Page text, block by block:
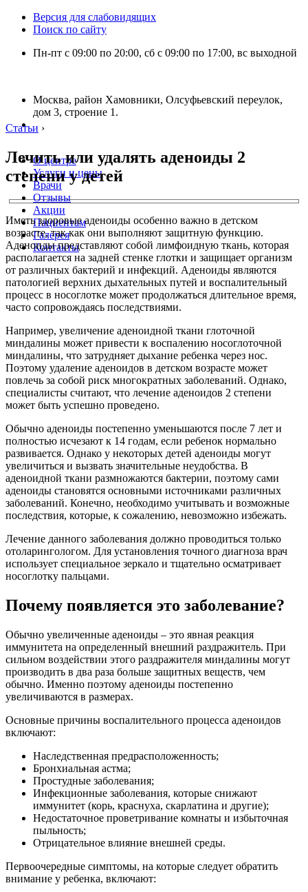
Версия для слабовидящих
Поиск по сайту
Пн-пт с 09:00 по 20:00, сб с 09:00 по 17:00, вс выходной
Москва, район Хамовники, Олсуфьевский переулок,
дом 3, строение 1.
О центре
Услуги и цены
Врачи
Отзывы
Акции
Пациентам
Галерея
Контакты
Статьи ›
Лечить или удалять аденоиды 2
степени у детей
Иметь здоровые аденоиды особенно важно в детском
возрасте, так как они выполняют защитную функцию.
Аденоиды представляют собой лимфоидную ткань, которая
располагается на задней стенке глотки и защищает организм
от различных бактерий и инфекций. Аденоиды являются
патологией верхних дыхательных путей и воспалительный
процесс в носоглотке может продолжаться длительное время,
часто сопровождаясь последствиями.
Например, увеличение аденоидной ткани глоточной
миндалины может привести к воспалению носоглоточной
миндалины, что затрудняет дыхание ребенка через нос.
Поэтому удаление аденоидов в детском возрасте может
повлечь за собой риск многократных заболеваний. Однако,
специалисты считают, что лечение аденоидов 2 степени
может быть успешно проведено.
Обычно аденоиды постепенно уменьшаются после 7 лет и
полностью исчезают к 14 годам, если ребенок нормально
развивается. Однако у некоторых детей аденоиды могут
увеличиться и вызвать значительные неудобства. В
аденоидной ткани размножаются бактерии, поэтому сами
аденоиды становятся основными источниками различных
заболеваний. Конечно, необходимо учитывать и возможные
последствия, которые, к сожалению, невозможно избежать.
Лечение данного заболевания должно проводиться только
отоларингологом. Для установления точного диагноза врач
использует специальное зеркало и тщательно осматривает
носоглотку пальцами.
Почему появляется это заболевание?
Обычно увеличенные аденоиды – это явная реакция
иммунитета на определенный внешний раздражитель. При
сильном воздействии этого раздражителя миндалины могут
производить в два раза больше защитных веществ, чем
обычно. Именно поэтому аденоиды постепенно
увеличиваются в размерах.
Основные причины воспалительного процесса аденоидов
включают:
Наследственная предрасположенность;
Бронхиальная астма;
Простудные заболевания;
Инфекционные заболевания, которые снижают
иммунитет (корь, краснуха, скарлатина и другие);
Недостаточное проветривание комнаты и избыточная
пыльность;
Отрицательное влияние внешней среды.
Первоочередные симптомы, на которые следует обратить
внимание у ребенка, включают: